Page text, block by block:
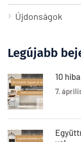
Újdonságok
Legújabb
10
7.